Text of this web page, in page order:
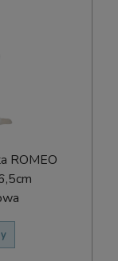
ROMEO